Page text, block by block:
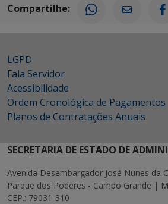
Compartilhe:
LGPD
Fala Servidor
Acessibilidade
Ordem Cronológica de Pagamentos
Planos de Contratações Anuais
SECRETARIA DE ESTADO DE
Avenida Desembargador José Nunes da
Parque dos Poderes - Campo Grande |
CEP.: 79031-310